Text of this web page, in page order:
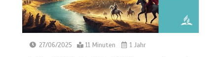
27/06/2025 11 Minuten 1 Jahr